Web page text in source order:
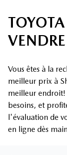
Vous êtes à la
meilleur prix à
meilleur endroit!
besoins, et
l'évaluation de
en ligne dès